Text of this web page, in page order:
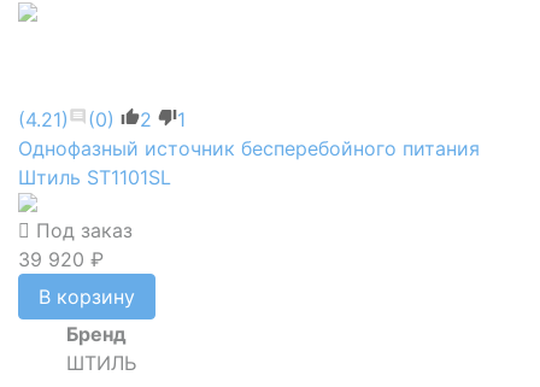
(4.21) (0) 2
1
Однофазный источник бесперебойного питания
Штиль ST1101SL
Под заказ
39 920 ₽
В корзину
Бренд
ШТИЛЬ